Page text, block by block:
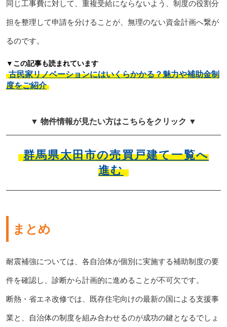
同じ工事費に対して、重複受給にならないよう、制度の役割分
担を整理して申請を分けることが、無理のない資金計画へ繋が
るのです。
▼この記事も読まれています
古民家リノベーションにはいくらかかる？魅力や補助金制
度をご紹介
▼ 物件情報が見たい方はこちらをクリック ▼
群馬県太田市の売買戸建て一覧へ
進む
まとめ
耐震補強については、各自治体が個別に実施する補助制度の要
件を確認し、診断から計画的に進めることが不可欠です。
断熱・省エネ改修では、既存住宅向けの最新の国による支援事
業と、自治体の制度を組み合わせるのが成功の鍵となるでしょ